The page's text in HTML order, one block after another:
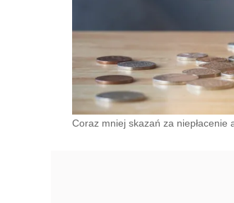
Coraz mniej skazań za niepłacenie